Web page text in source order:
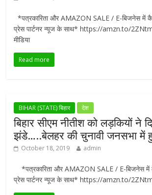
*पत्रकारिता और AMAZON SALE / E-बिजनेस में
प्रेस पार्टनर न्यूज के साथ* https://amzn.to/
मीडिया
Read more
BIHAR (STATE) बिहार देश
बिहार सीएम नीतीश को लड़कियों ने
झंडे…..बेलहर की चुनावी जनसभा में
October 18, 2019 admin
*पत्रकारिता और AMAZON SALE / E-बिजनेस में
प्रेस पार्टनर न्यूज के साथ* https://amzn.to/